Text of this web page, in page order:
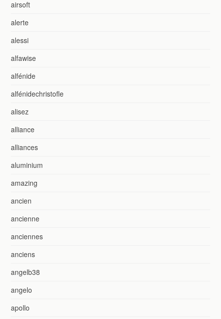
airsoft
alerte
alessi
alfawise
alfénide
alfénidechristofle
alisez
alliance
alliances
aluminium
amazing
ancien
ancienne
anciennes
anciens
angelb38
angelo
apollo